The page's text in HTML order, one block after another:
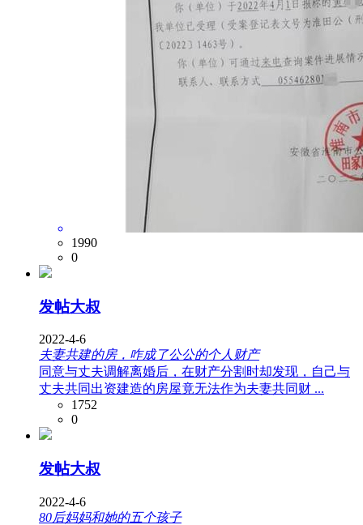
1990
0
发帖大叔
2022-4-6
夫妻共建的房，咋成了公公的个人财产
同意与丈夫调解离婚后，在财产分割时却发现，自己与
丈夫共同出资建造的房屋竟无法作为夫妻共同财 ...
1752
0
发帖大叔
2022-4-6
80后妈妈和她的五个孩子